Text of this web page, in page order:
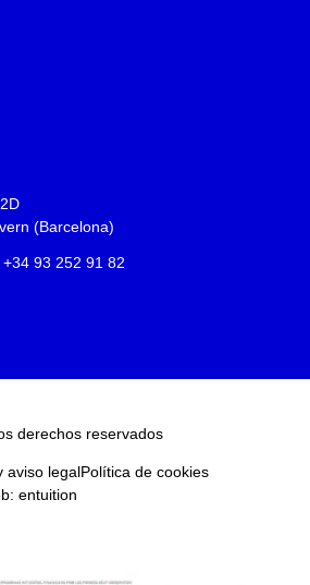
(Barcelona)
+34 93 252 91 82
derechos reservados
aviso legalPolítica de cookies
entuition